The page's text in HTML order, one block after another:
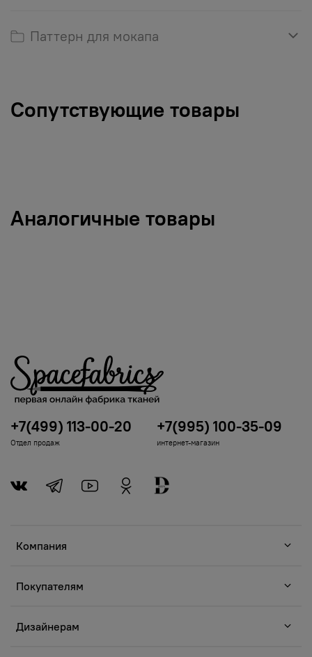
Паттерн для мокапа
Сопутствующие товары
Аналогичные товары
Компания
Покупателям
Дизайнерам
+7(499) 113-00-20
Отдел продаж
+7(995) 100-35-09
интернет-магазин